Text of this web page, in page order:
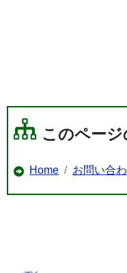
このペー
Home お問い合